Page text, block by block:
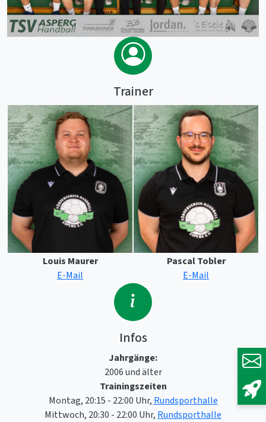
Trainer
Louis Maurer
E-Mail
Pascal Tobler
E-Mail
Infos
Jahrgänge:
2006 und älter
Trainingszeiten
Montag, 20:15 - 22:00 Uhr, Rundsporthalle
Mittwoch, 20:30 - 22:00 Uhr, Rundsporthalle